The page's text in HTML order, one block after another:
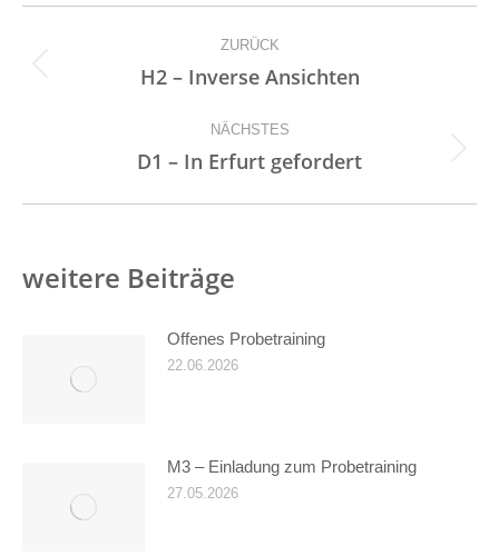
Kommentarnavigation
ZURÜCK
Vorheriger
Beitrag:
H2 – Inverse Ansichten
NÄCHSTES
Nächster
Beitrag:
D1 – In Erfurt gefordert
weitere Beiträge
Offenes Probetraining
22.06.2026
M3 – Einladung zum Probetraining
27.05.2026